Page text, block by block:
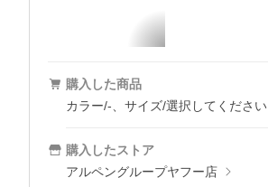
購入した商品
カラー/-、サイズ/選択してください
購入したストア
アルペングループヤフー店